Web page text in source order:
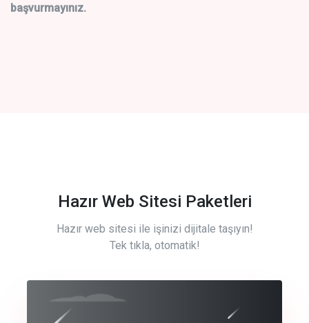
başvurmayınız.
Hazır Web Sitesi Paketleri
Hazır web sitesi ile işinizi dijitale taşıyın!
Tek tıkla, otomatik!